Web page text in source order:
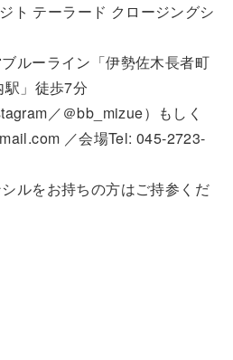
ト テーラード クロージングシ
ルーライン「伊勢佐木長者町
」徒歩7分
／＠bb_mizue）もしく
／会場Tel: 045-2723-
ルをお持ちの方はご持参くだ